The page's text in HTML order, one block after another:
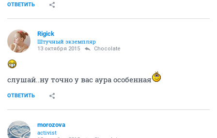
ОТВЕТИТЬ
Rigick
Штучный экземпляр
13 октября 2015 Chocolate
слушай..ну точно у вас аура особенная
ОТВЕТИТЬ
morozova
activist